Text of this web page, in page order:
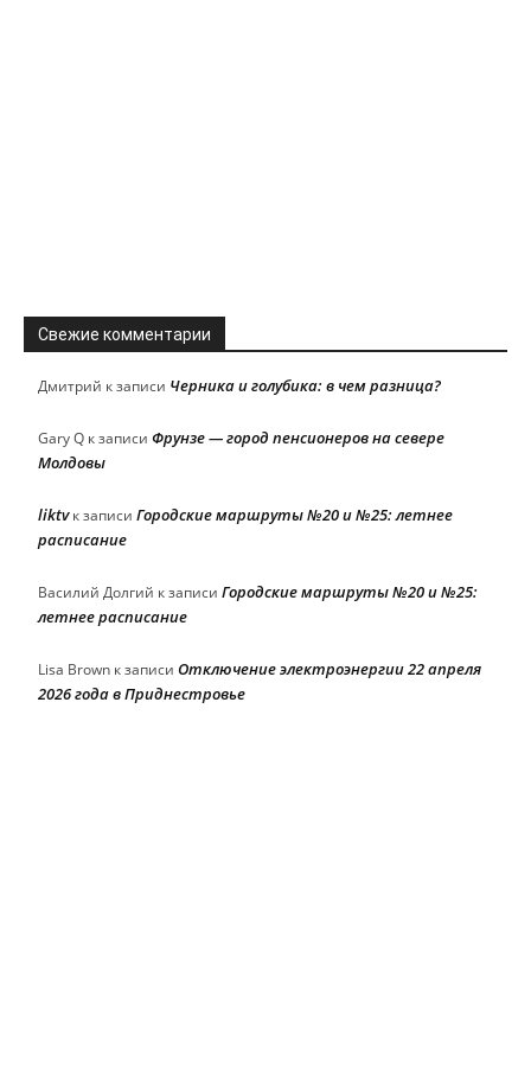
Свежие комментарии
Дмитрий к записи Черника и голубика: в чем разница?
Gary Q к записи Фрунзе — город пенсионеров на севере
Молдовы
liktvк записи Городские маршруты №20 и №25: летнее
расписание
Василий Долгий к записи Городские маршруты №20 и №25:
летнее расписание
Lisa Brown к записи Отключение электроэнергии 22 апреля
2026 года в Приднестровье